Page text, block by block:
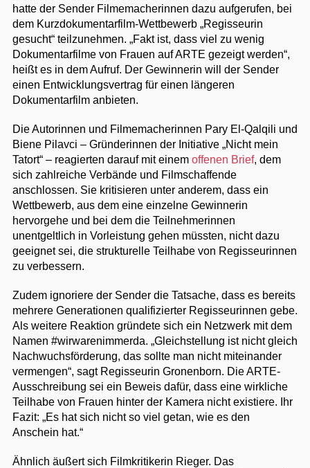
hatte der Sender Filmemacherinnen dazu aufgerufen, bei
dem Kurzdokumentarfilm-Wettbewerb „Regisseurin
gesucht“ teilzunehmen. „Fakt ist, dass viel zu wenig
Dokumentarfilme von Frauen auf ARTE gezeigt werden“,
heißt es in dem Aufruf. Der Gewinnerin will der Sender
einen Entwicklungsvertrag für einen längeren
Dokumentarfilm anbieten.
Die Autorinnen und Filmemacherinnen Pary El-Qalqili und
Biene Pilavci – Gründerinnen der Initiative „Nicht mein
Tatort“ – reagierten darauf mit einem offenen Brief, dem
sich zahlreiche Verbände und Filmschaffende
anschlossen. Sie kritisieren unter anderem, dass ein
Wettbewerb, aus dem eine einzelne Gewinnerin
hervorgehe und bei dem die Teilnehmerinnen
unentgeltlich in Vorleistung gehen müssten, nicht dazu
geeignet sei, die strukturelle Teilhabe von Regisseurinnen
zu verbessern.
Zudem ignoriere der Sender die Tatsache, dass es bereits
mehrere Generationen qualifizierter Regisseurinnen gebe.
Als weitere Reaktion gründete sich ein Netzwerk mit dem
Namen #wirwarenimmerda. „Gleichstellung ist nicht gleich
Nachwuchsförderung, das sollte man nicht miteinander
vermengen“, sagt Regisseurin Gronenborn. Die ARTE-
Ausschreibung sei ein Beweis dafür, dass eine wirkliche
Teilhabe von Frauen hinter der Kamera nicht existiere. Ihr
Fazit: „Es hat sich nicht so viel getan, wie es den
Anschein hat.“
Ähnlich äußert sich Filmkritikerin Rieger. Das